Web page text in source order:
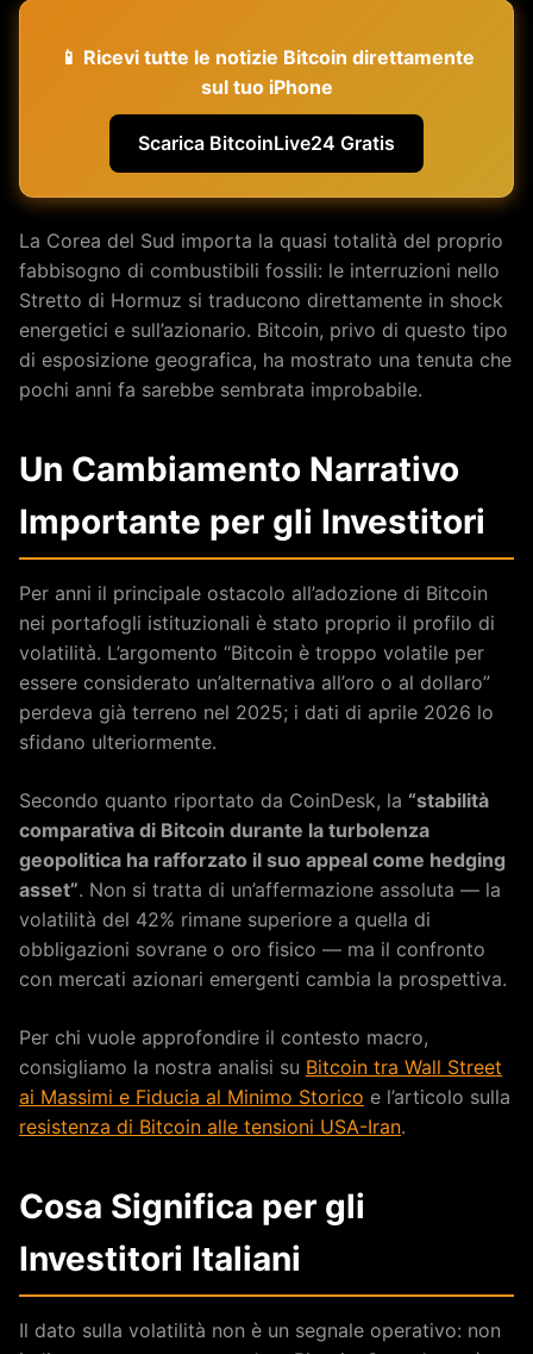
📱 Ricevi tutte le notizie Bitcoin direttamente
sul tuo iPhone
Scarica BitcoinLive24 Gratis
La Corea del Sud importa la quasi totalità del proprio
fabbisogno di combustibili fossili: le interruzioni nello
Stretto di Hormuz si traducono direttamente in shock
energetici e sull’azionario. Bitcoin, privo di questo tipo
di esposizione geografica, ha mostrato una tenuta che
pochi anni fa sarebbe sembrata improbabile.
Un Cambiamento Narrativo
Importante per gli Investitori
Per anni il principale ostacolo all’adozione di Bitcoin
nei portafogli istituzionali è stato proprio il profilo di
volatilità. L’argomento “Bitcoin è troppo volatile per
essere considerato un’alternativa all’oro o al dollaro”
perdeva già terreno nel 2025; i dati di aprile 2026 lo
sfidano ulteriormente.
Secondo quanto riportato da CoinDesk, la “stabilità
comparativa di Bitcoin durante la turbolenza
geopolitica ha rafforzato il suo appeal come hedging
asset”. Non si tratta di un’affermazione assoluta — la
volatilità del 42% rimane superiore a quella di
obbligazioni sovrane o oro fisico — ma il confronto
con mercati azionari emergenti cambia la prospettiva.
Per chi vuole approfondire il contesto macro,
consigliamo la nostra analisi su Bitcoin tra Wall Street
ai Massimi e Fiducia al Minimo Storico e l’articolo sulla
resistenza di Bitcoin alle tensioni USA-Iran.
Cosa Significa per gli
Investitori Italiani
Il dato sulla volatilità non è un segnale operativo: non